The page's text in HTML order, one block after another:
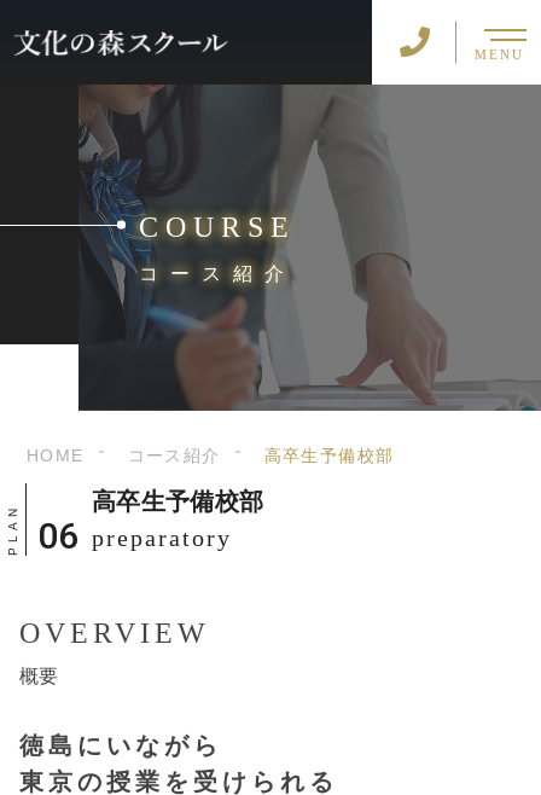
MENU
COURSE
コース紹介
HOME コース紹介 高卒生予備校部
高卒生予備校部
preparatory
OVERVIEW
概要
徳島にいながら
東京の授業を受けられる